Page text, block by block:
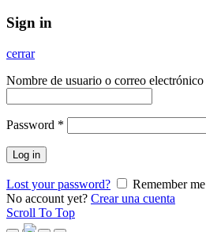
Sign in
cerrar
Nombre de usuario o correo electrónico
Password *
Log in
Lost your password?
Remember me
No account yet? Crear una cuenta
Scroll To Top